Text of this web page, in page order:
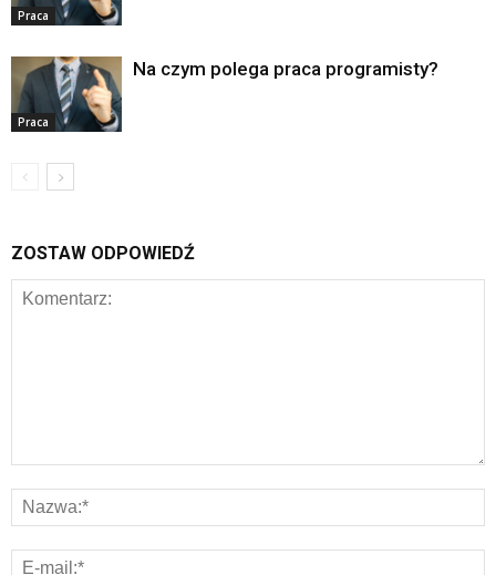
Praca
Praca
Na czym polega praca programisty?
ZOSTAW ODPOWIEDŹ